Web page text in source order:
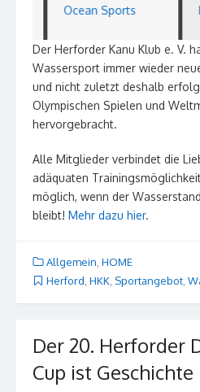
Ocean Sports
Der Herforder Kanu Klub e. V.
Wassersport immer wieder
und nicht zuletzt deshalb
Olympischen Spielen und
hervorgebracht.
Alle Mitglieder verbindet die
adäquaten
möglich, wenn der
bleibt! Mehr dazu hier.
Allgemein HOME
Herford HKK Sportangebot
Der 20. Herforder
Cup ist Geschichte